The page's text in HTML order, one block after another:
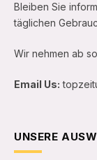
Bleiben Sie
täglichen
Wir nehmen ab
Email Us:
UNSERE